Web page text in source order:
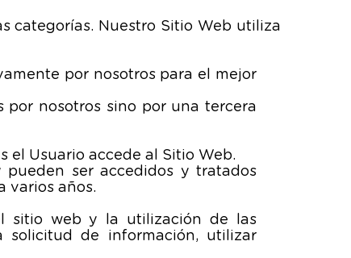
categorías. Nuestro Sitio Web utiliza
por nosotros para el mejor
por nosotros sino por una tercera
el Usuario accede al Sitio Web.
pueden ser accedidos y tratados
varios años.
sitio web y la utilización de las
solicitud de información, utilizar